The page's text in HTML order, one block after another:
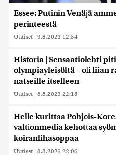
Essee: Putinin Venäjä
perinteestä
Uutiset | 9.8.2026 12:54
Historia | Sensaatiolehti
olympiayleisöltä – oli liian
natseille itselleen
Uutiset | 8.8.2026 22:15
Helle kurittaa Pohjois-
valtionmedia kehottaa
koiranlihasoppaa
Uutiset | 8.8.2026 22:06